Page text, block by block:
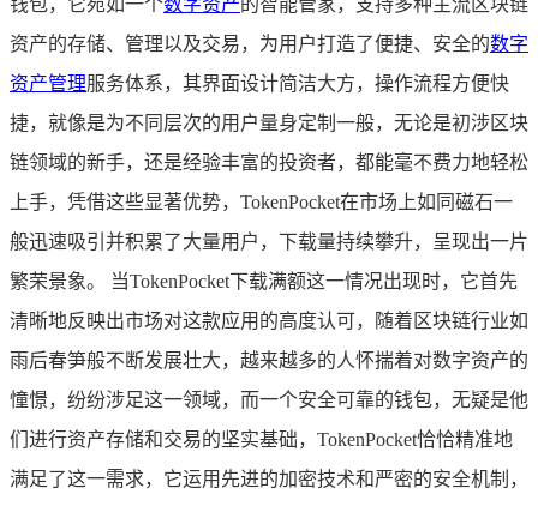
资产的存储、管理以及交易，为用户打造了便捷、安全的数字
资产管理服务体系，其界面设计简洁大方，操作流程方便快
捷，就像是为不同层次的用户量身定制一般，无论是初涉区块
链领域的新手，还是经验丰富的投资者，都能毫不费力地轻松
上手，凭借这些显著优势，TokenPocket在市场上如同磁石一
般迅速吸引并积累了大量用户，下载量持续攀升，呈现出一片
繁荣景象。 当TokenPocket下载满额这一情况出现时，它首先
清晰地反映出市场对这款应用的高度认可，随着区块链行业如
雨后春笋般不断发展壮大，越来越多的人怀揣着对数字资产的
憧憬，纷纷涉足这一领域，而一个安全可靠的钱包，无疑是他
们进行资产存储和交易的坚实基础，TokenPocket恰恰精准地
满足了这一需求，它运用先进的加密技术和严密的安全机制，